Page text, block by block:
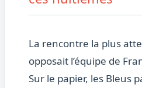
La rencontre la plus
opposait l’équipe de
Sur le papier, les Bleus